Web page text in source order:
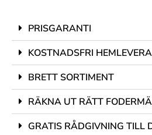
PRISGARANTI
KOSTNADSFRI
BRETT SORTIMENT
RÄKNA UT RÄTT
GRATIS RÅDGIVNING TILL